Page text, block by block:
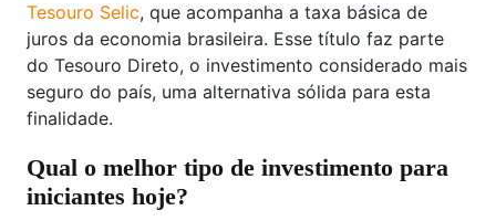
Tesouro Selic, que acompanha a taxa básica de
juros da economia brasileira. Esse título faz parte
do Tesouro Direto, o investimento considerado mais
seguro do país, uma alternativa sólida para esta
finalidade.
Qual o melhor tipo de investimento para
iniciantes hoje?